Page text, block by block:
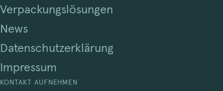
Verpackungslösungen
News
Datenschutzerklärung
Impressum
KONTAKT AUFNEHMEN